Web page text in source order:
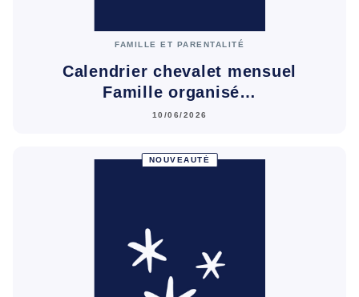
FAMILLE ET PARENTALITÉ
Calendrier chevalet mensuel
Famille organisé…
10/06/2026
NOUVEAUTÉ